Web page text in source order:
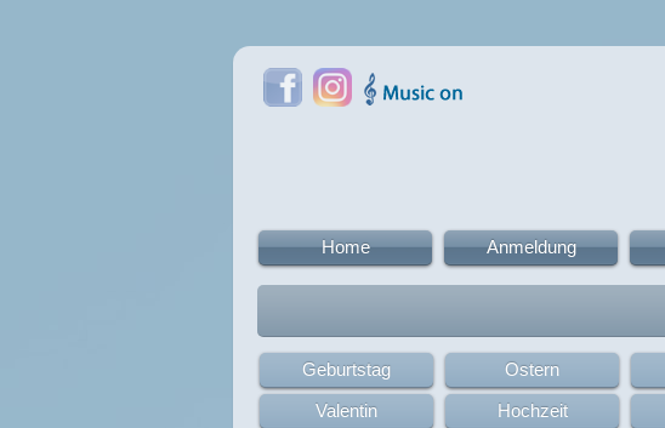
Home Anmeldung
Geburtstag Ostern
Valentin
Hochzeit